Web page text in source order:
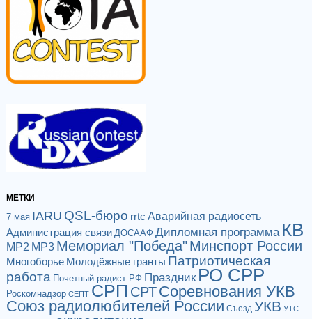
МЕТКИ
7 мая IARU QSL-бюро rrtc Аварийная радиосеть
Администрация связи ДОСААФ Дипломная программа КВ
МР2 МР3 Мемориал "Победа"Минспорт России
Многоборье Молодёжные гранты Патриотическая
работа Почетный радист РФ Праздник РО СРР
Роскомнадзор СЕПТ СРП СРТСоревнования УКВ
Союз радиолюбителей России Съезд УКВ УТС